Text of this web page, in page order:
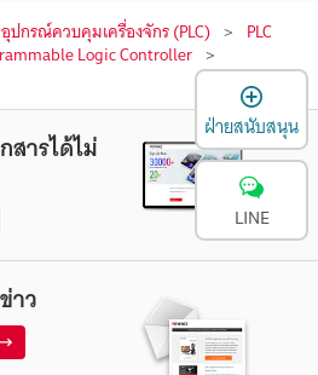
อุปกรณ์ควบคุมเครื่องจักร (PLC) PLC
Logic Controller
สารได้ไม่
าว
ฝ่ายสนับสนุน
LINE